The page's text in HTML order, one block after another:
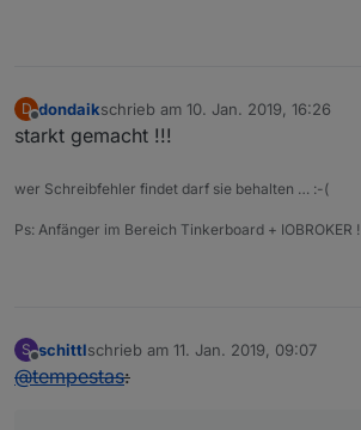
D
Offline
dondaikschrieb am 10. Jan. 2019, 16:26
zuletzt editiert von
starkt gemacht !!!
wer Schreibfehler findet darf sie behalten … :-(
Ps: Anfänger im Bereich Tinkerboard + IOBROKER !
S
Offline
schittlschrieb am 11. Jan. 2019, 09:07
zuletzt editiert von
@tempestas: